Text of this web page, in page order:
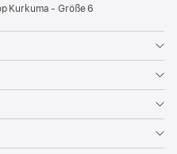
Kurkuma - Größe 6